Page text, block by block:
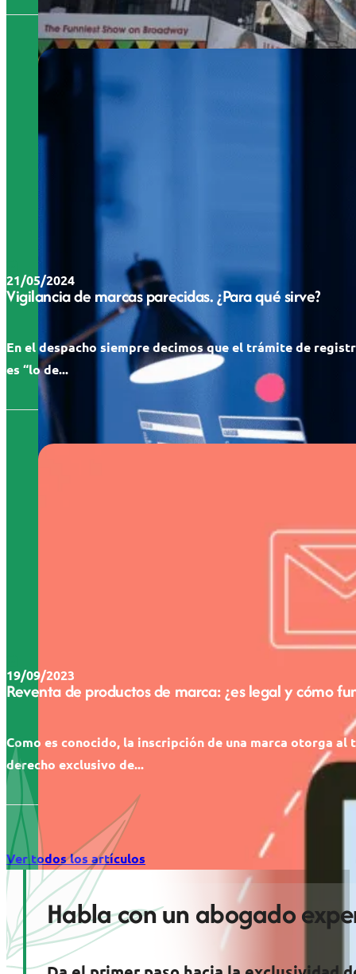
21/05/2024
Vigilancia de marcas parecidas. ¿Para qué sirve?
En el despacho siempre decimos que el trámite de
es “lo de...
19/09/2023
Reventa de productos de marca: ¿es legal y cómo
Como es conocido, la inscripción de una marca otorga al
derecho exclusivo de...
Ver todos los artículos
Habla con un abogado